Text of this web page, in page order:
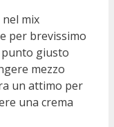
mix
per brevissimo
punto giusto
mezzo
un attimo per
una crema